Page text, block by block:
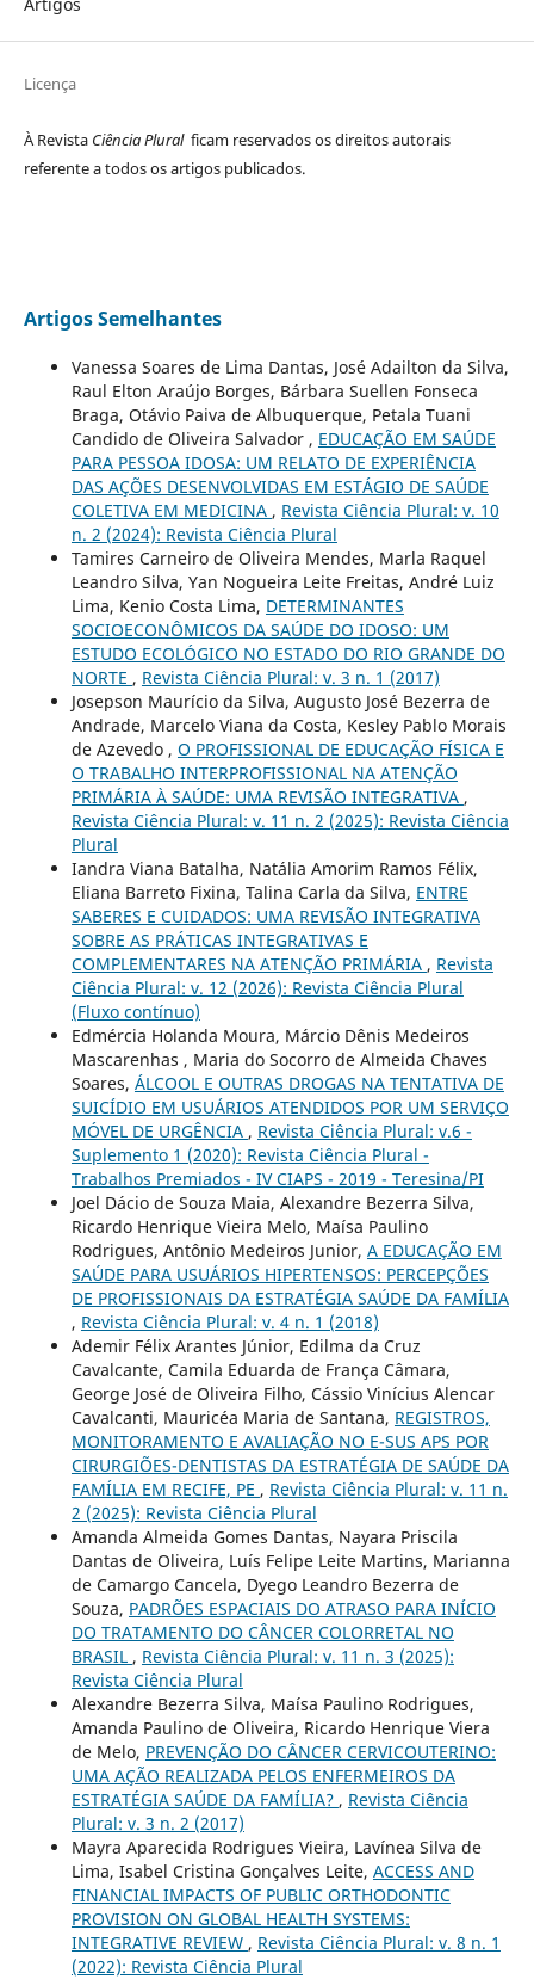
Artigos
Licença
À Revista Ciência Plural ficam reservados os direitos autorais
referente a todos os artigos publicados.
Artigos Semelhantes
Vanessa Soares de Lima Dantas, José Adailton da Silva,
Raul Elton Araújo Borges, Bárbara Suellen Fonseca
Braga, Otávio Paiva de Albuquerque, Petala Tuani
Candido de Oliveira Salvador , EDUCAÇÃO EM SAÚDE
PARA PESSOA IDOSA: UM RELATO DE EXPERIÊNCIA
DAS AÇÕES DESENVOLVIDAS EM ESTÁGIO DE SAÚDE
COLETIVA EM MEDICINA , Revista Ciência Plural: v. 10
n. 2 (2024): Revista Ciência Plural
Tamires Carneiro de Oliveira Mendes, Marla Raquel
Leandro Silva, Yan Nogueira Leite Freitas, André Luiz
Lima, Kenio Costa Lima, DETERMINANTES
SOCIOECONÔMICOS DA SAÚDE DO IDOSO: UM
ESTUDO ECOLÓGICO NO ESTADO DO RIO GRANDE DO
NORTE , Revista Ciência Plural: v. 3 n. 1 (2017)
Josepson Maurício da Silva, Augusto José Bezerra de
Andrade, Marcelo Viana da Costa, Kesley Pablo Morais
de Azevedo , O PROFISSIONAL DE EDUCAÇÃO FÍSICA E
O TRABALHO INTERPROFISSIONAL NA ATENÇÃO
PRIMÁRIA À SAÚDE: UMA REVISÃO INTEGRATIVA ,
Revista Ciência Plural: v. 11 n. 2 (2025): Revista Ciência
Plural
Iandra Viana Batalha, Natália Amorim Ramos Félix,
Eliana Barreto Fixina, Talina Carla da Silva, ENTRE
SABERES E CUIDADOS: UMA REVISÃO INTEGRATIVA
SOBRE AS PRÁTICAS INTEGRATIVAS E
COMPLEMENTARES NA ATENÇÃO PRIMÁRIA , Revista
Ciência Plural: v. 12 (2026): Revista Ciência Plural
(Fluxo contínuo)
Edmércia Holanda Moura, Márcio Dênis Medeiros
Mascarenhas , Maria do Socorro de Almeida Chaves
Soares, ÁLCOOL E OUTRAS DROGAS NA TENTATIVA DE
SUICÍDIO EM USUÁRIOS ATENDIDOS POR UM SERVIÇO
MÓVEL DE URGÊNCIA , Revista Ciência Plural: v.6 -
Suplemento 1 (2020): Revista Ciência Plural -
Trabalhos Premiados - IV CIAPS - 2019 - Teresina/PI
Joel Dácio de Souza Maia, Alexandre Bezerra Silva,
Ricardo Henrique Vieira Melo, Maísa Paulino
Rodrigues, Antônio Medeiros Junior, A EDUCAÇÃO EM
SAÚDE PARA USUÁRIOS HIPERTENSOS: PERCEPÇÕES
DE PROFISSIONAIS DA ESTRATÉGIA SAÚDE DA FAMÍLIA
, Revista Ciência Plural: v. 4 n. 1 (2018)
Ademir Félix Arantes Júnior, Edilma da Cruz
Cavalcante, Camila Eduarda de França Câmara,
George José de Oliveira Filho, Cássio Vinícius Alencar
Cavalcanti, Mauricéa Maria de Santana, REGISTROS,
MONITORAMENTO E AVALIAÇÃO NO E-SUS APS POR
CIRURGIÕES-DENTISTAS DA ESTRATÉGIA DE SAÚDE DA
FAMÍLIA EM RECIFE, PE , Revista Ciência Plural: v. 11 n.
2 (2025): Revista Ciência Plural
Amanda Almeida Gomes Dantas, Nayara Priscila
Dantas de Oliveira, Luís Felipe Leite Martins, Marianna
de Camargo Cancela, Dyego Leandro Bezerra de
Souza, PADRÕES ESPACIAIS DO ATRASO PARA INÍCIO
DO TRATAMENTO DO CÂNCER COLORRETAL NO
BRASIL , Revista Ciência Plural: v. 11 n. 3 (2025):
Revista Ciência Plural
Alexandre Bezerra Silva, Maísa Paulino Rodrigues,
Amanda Paulino de Oliveira, Ricardo Henrique Viera
de Melo, PREVENÇÃO DO CÂNCER CERVICOUTERINO:
UMA AÇÃO REALIZADA PELOS ENFERMEIROS DA
ESTRATÉGIA SAÚDE DA FAMÍLIA? , Revista Ciência
Plural: v. 3 n. 2 (2017)
Mayra Aparecida Rodrigues Vieira, Lavínea Silva de
Lima, Isabel Cristina Gonçalves Leite, ACCESS AND
FINANCIAL IMPACTS OF PUBLIC ORTHODONTIC
PROVISION ON GLOBAL HEALTH SYSTEMS:
INTEGRATIVE REVIEW , Revista Ciência Plural: v. 8 n. 1
(2022): Revista Ciência Plural